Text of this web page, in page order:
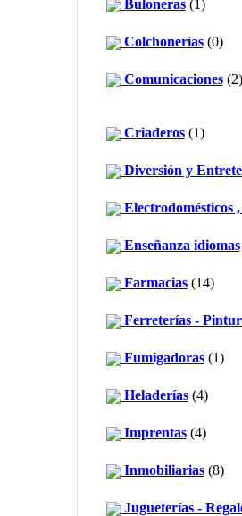
Buloneras(1)
Colchonerías(0)
Comunicaciones(2)
Criaderos(1)
Diversión y
Electrodomésticos ,
Enseñanza idiomas
Farmacias(14)
Ferreterías -
Fumigadoras(1)
Heladerías(4)
Imprentas(4)
Inmobiliarias(8)
Jugueterías -